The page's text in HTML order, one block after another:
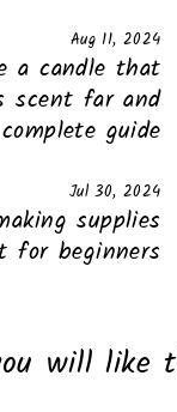
Aug 11, 2024
a candle that
scent far and
guide 🕯️
Jul 30, 2024
supplies
for beginners
will like